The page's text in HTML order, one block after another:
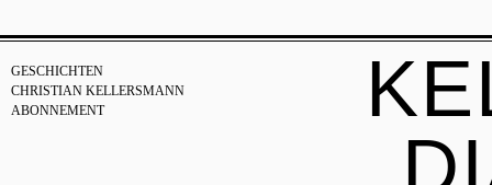
GESCHICHTEN
CHRISTIAN KELLERSMANN
ABONNEMENT